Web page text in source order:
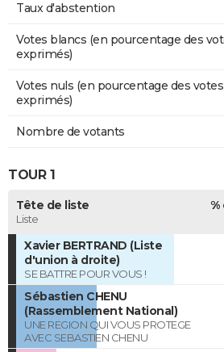
Taux d'abstention
Votes blancs (en pourcentage des
exprimés)
Votes nuls (en pourcentage des votes
exprimés)
Nombre de votants
TOUR 1
Tête de liste
Liste
%
Xavier BERTRAND (Liste
d'union à droite)
SE BATTRE POUR VOUS !
Sébastien CHENU
(Rassemblement National)
UNE REGION QUI VOUS PROTEGE
AVEC SEBASTIEN CHENU